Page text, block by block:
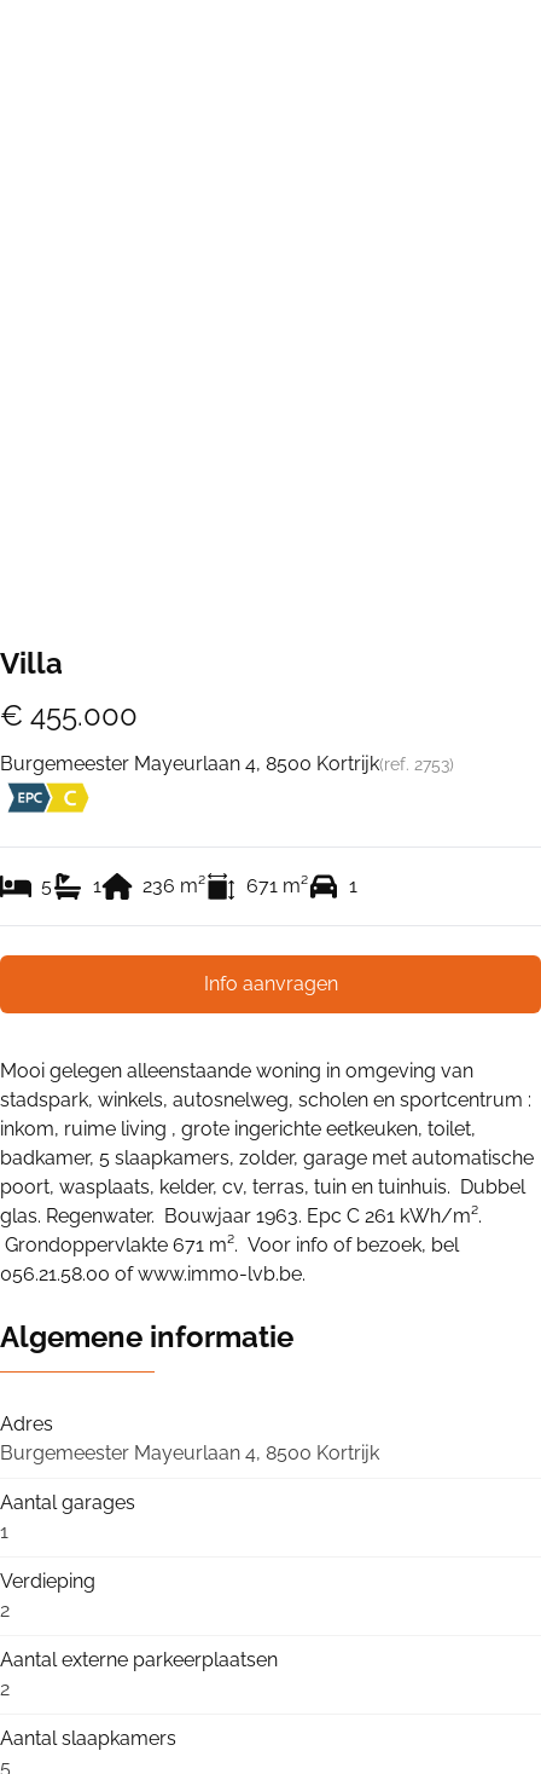
Villa
€ 455.000
Burgemeester Mayeurlaan 4, 8500 Kortrijk(ref. 2753)
5 1 236 m² 671 m² 1
Info aanvragen
Mooi gelegen alleenstaande woning in omgeving van
stadspark, winkels, autosnelweg, scholen en sportcentrum :
inkom, ruime living , grote ingerichte eetkeuken, toilet,
badkamer, 5 slaapkamers, zolder, garage met automatische
poort, wasplaats, kelder, cv, terras, tuin en tuinhuis. Dubbel
glas. Regenwater. Bouwjaar 1963. Epc C 261 kWh/m².
Grondoppervlakte 671 m². Voor info of bezoek, bel
056.21.58.00 of www.immo-lvb.be.
Algemene informatie
Adres
Burgemeester Mayeurlaan 4, 8500 Kortrijk
Aantal garages
1
Verdieping
2
Aantal externe parkeerplaatsen
2
Aantal slaapkamers
5